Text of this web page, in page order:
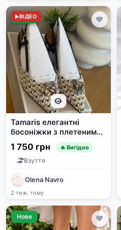
Нове
ВІДЕО
Tamaris елегантні
босоніжки з плетеним
оздобленням та
кристалами
1 750 грн 🔥 Вигідно
Взуття
Olena Navro
2 тиж. тому
Нове